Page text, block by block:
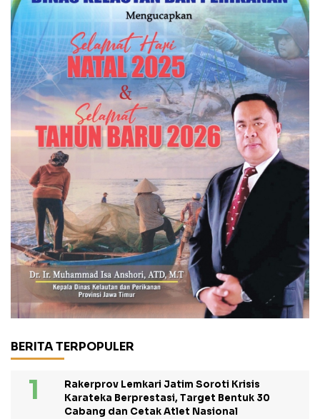
BERITA TERPOPULER
Rakerprov Lemkari Jatim Soroti Krisis
Karateka Berprestasi, Target Bentuk 30
Cabang dan Cetak Atlet Nasional